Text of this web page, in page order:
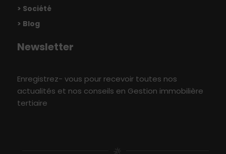
> Société
> Blog
Newsletter
Enregistrez- vous pour recevoir toutes nos
actualités et nos conseils en Gestion immobilière
tertiaire